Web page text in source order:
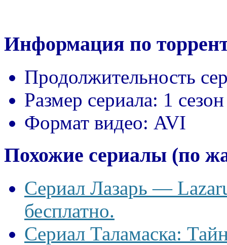
Информация по
Продолжительность
Размер сериала: 1
Формат видео: AVI
Похожие сериалы (по
Сериал Лазарь —
бесплатно.
Сериал Таламаска: